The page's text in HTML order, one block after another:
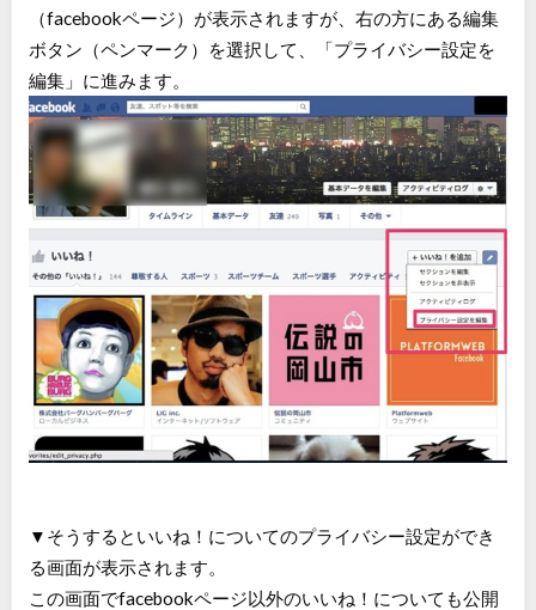
（facebookページ）が表示されますが、右の方にある編集
ボタン（ペンマーク）を選択して、「プライバシー設定を
編集」に進みます。
▼そうするといいね！についてのプライバシー設定ができ
る画面が表示されます。
この画面でfacebookページ以外のいいね！についても公開